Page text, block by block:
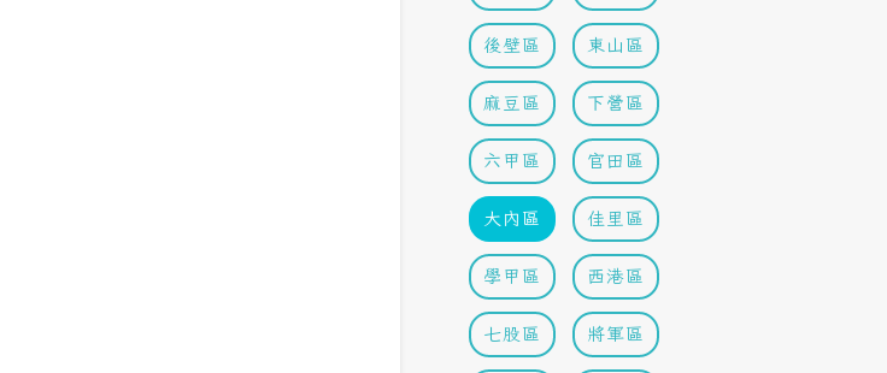
後壁區 東山區
麻豆區 下營區
六甲區 官田區
大內區 佳里區
學甲區 西港區
七股區 將軍區